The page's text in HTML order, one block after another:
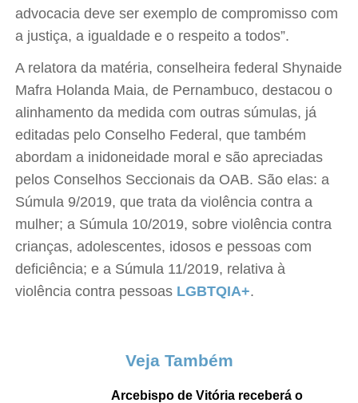
advocacia deve ser exemplo de compromisso com
a justiça, a igualdade e o respeito a todos”.
A relatora da matéria, conselheira federal Shynaide
Mafra Holanda Maia, de Pernambuco, destacou o
alinhamento da medida com outras súmulas, já
editadas pelo Conselho Federal, que também
abordam a inidoneidade moral e são apreciadas
pelos Conselhos Seccionais da OAB. São elas: a
Súmula 9/2019, que trata da violência contra a
mulher; a Súmula 10/2019, sobre violência contra
crianças, adolescentes, idosos e pessoas com
deficiência; e a Súmula 11/2019, relativa à
violência contra pessoas LGBTQIA+.
Veja Também
Arcebispo de Vitória receberá o